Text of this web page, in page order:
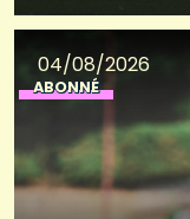
04/08/2026
ABONNÉ